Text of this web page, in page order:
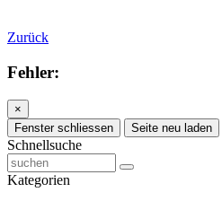
Zurück
Fehler:
×
Fenster schliessen
Seite neu laden
Schnellsuche
Kategorien